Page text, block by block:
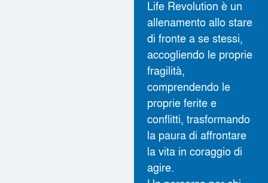
Life Revolution è un
allenamento allo stare
di fronte a se stessi,
accogliendo le proprie
fragilità,
comprendendo le
proprie ferite e
conflitti, trasformando
la paura di affrontare
la vita in coraggio di
agire.